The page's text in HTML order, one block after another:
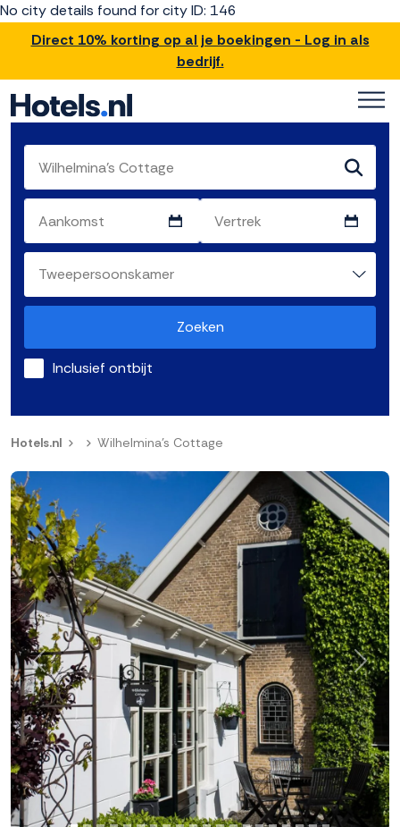
No city details found for city ID: 146
Direct 10% korting op al je boekingen - Log in als
bedrijf.
Zoeken
Inclusief ontbijt
Hotels.nl Wilhelmina's Cottage